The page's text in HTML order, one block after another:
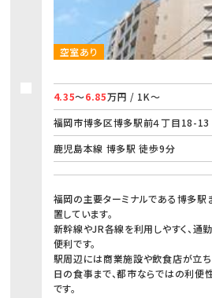
空室あり
4.35～6.85万円 / 1K～
福岡市博多区博多駅前４丁目18-13
鹿児島本線 博多駅 徒歩9分
福岡の主要ターミナルである博多
置しています。
新幹線やJR各線を利用しやすく、通
便利です。
駅周辺には商業施設や飲食店が立
日の食事まで、都市ならではの利便
です。